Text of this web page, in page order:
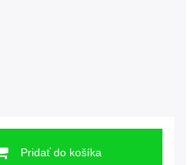
Pridať do košíka